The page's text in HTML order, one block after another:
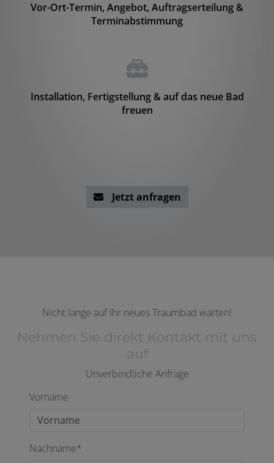
Vor-Ort-Termin, Angebot, Auftragserteilung &
Terminabstimmung
Installation, Fertigstellung & auf das neue Bad
freuen
Jetzt anfragen
Nicht lange auf Ihr neues Traumbad warten!
Nehmen Sie direkt Kontakt mit uns
auf
Unverbindliche Anfrage
Vorname
Nachname*